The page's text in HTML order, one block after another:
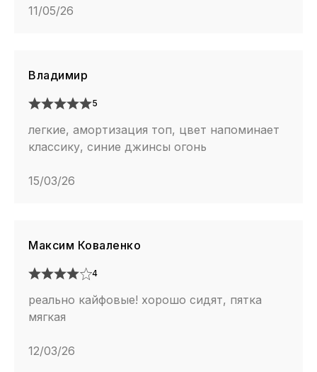
11/05/26
Владимир
5
легкие, амортизация топ, цвет напоминает
классику, синие джинсы огонь
15/03/26
Максим Коваленко
4
реально кайфовые! хорошо сидят, пятка
мягкая
12/03/26